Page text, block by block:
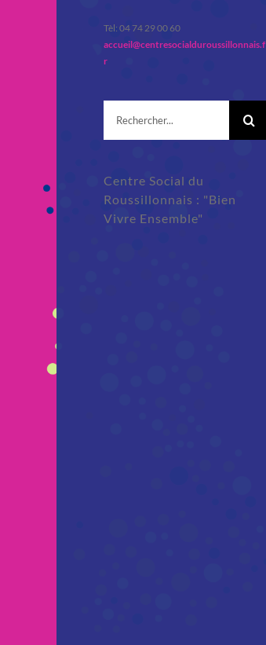
Tèl: 04 74 29 00 60
accueil@centresocialduroussillonnais.f
r
Centre Social du
Roussillonnais : "Bien
Vivre Ensemble"